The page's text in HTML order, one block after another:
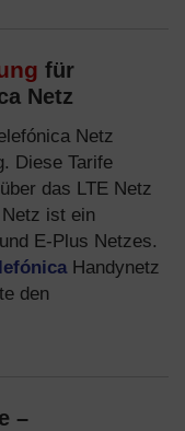
für
Netz
Netz
Diese Tarife
das LTE Netz
ist ein
E-Plus Netzes.
Handynetz
den
–